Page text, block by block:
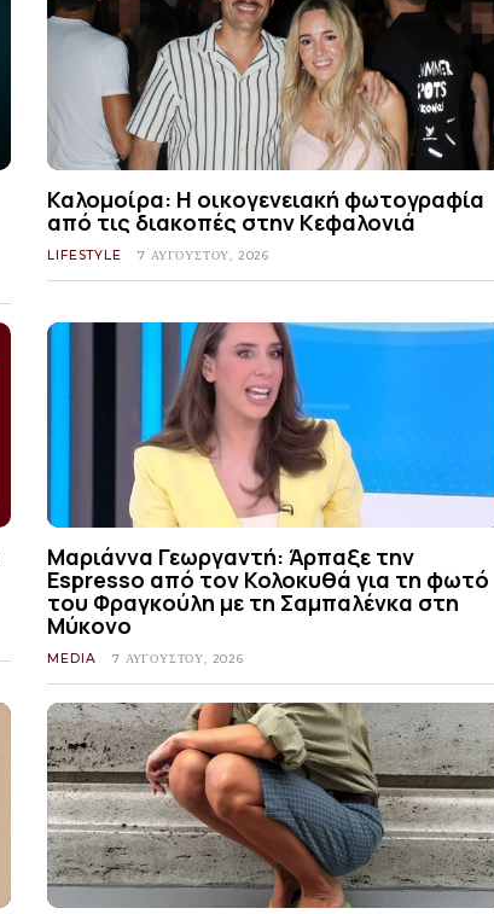
Καλομοίρα: Η οικογενειακή φωτογραφία
από τις διακοπές στην Κεφαλονιά
LIFESTYLE 7 ΑΥΓΟΎΣΤΟΥ, 2026
Μαριάννα Γεωργαντή: Άρπαξε την
Espresso από τον Κολοκυθά για τη φωτό
του Φραγκούλη με τη Σαμπαλένκα στη
Μύκονο
MEDIA 7 ΑΥΓΟΎΣΤΟΥ, 2026